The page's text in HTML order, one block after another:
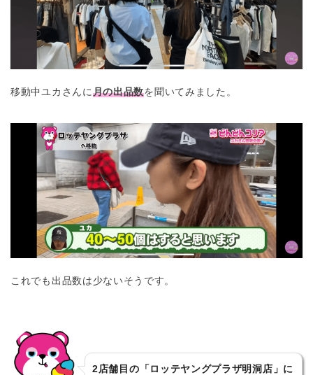
移動中ユカさんに月の出品数を聞いてみました。
これでも出品数は少ないそうです。
2店舗目の「ロッテヤングプラザ明洞店」に